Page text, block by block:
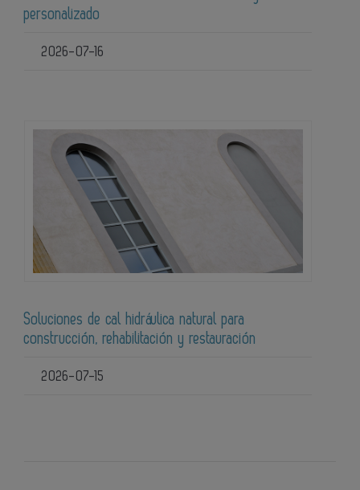
personalizado
2026-07-16
Soluciones de cal hidráulica natural para
construcción, rehabilitación y restauración
2026-07-15